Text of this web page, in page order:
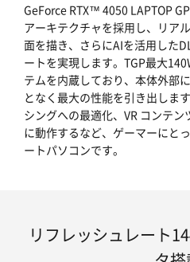
GeForce RTX™ 4050 LAPTOP
アーキテクチャを採用し、リア
面を描き、さらにAIを活用した
ートを実現します。TGP最大
テムを内蔵しており、本体外部
となく最大の性能を引き出しま
シングへの最適化、VR コンテ
に動作するなど、ゲーマーにと
ートパソコンです。
リフレッシュレート